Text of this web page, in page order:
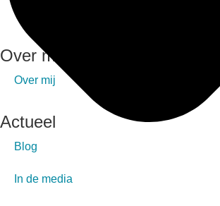
Over mij
Over mij
Actueel
Blog
In de media